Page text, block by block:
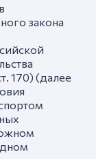
закона
170) (далее